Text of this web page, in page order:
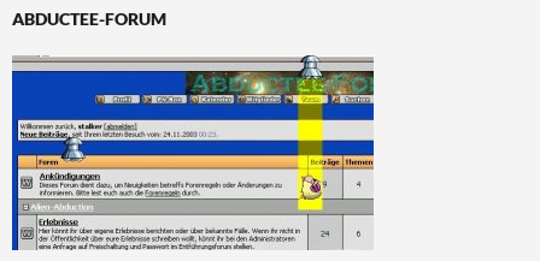
ABDUCTEE-FORUM